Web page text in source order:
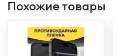
Похожие товары